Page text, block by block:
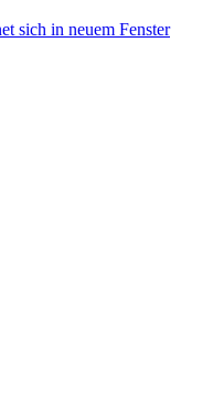
sich in neuem Fenster